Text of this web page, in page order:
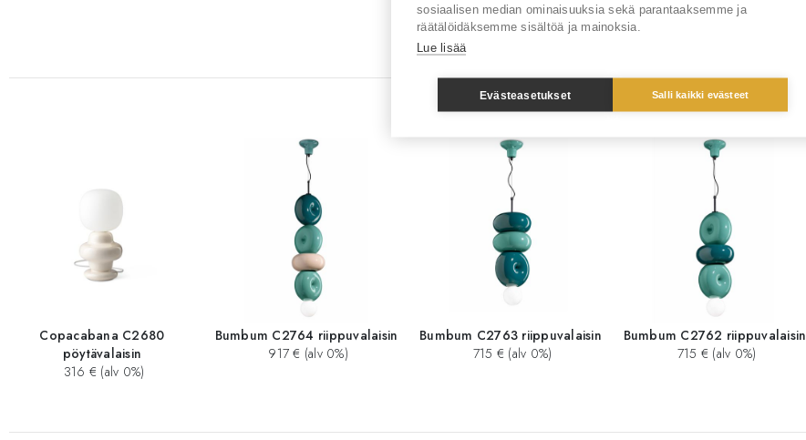
Tuotemerkki
Sinua saattaisi kiinnostaa myös
Copacabana C2680
pöytävalaisin
316 € (alv 0%)
Bumbum C2764 riippuvalaisin
917 € (alv 0%)
Bumbum C2763 riippuvalaisin
715 € (alv 0%)
Bumbum C2762 riippuvalaisin
715 € (alv 0%)
sosiaalisen median ominaisuuksia sekä parantaaksemme ja
räätälöidäksemme sisältöä ja mainoksia.
Lue lisää
Evästeasetukset Salli kaikki evästeet